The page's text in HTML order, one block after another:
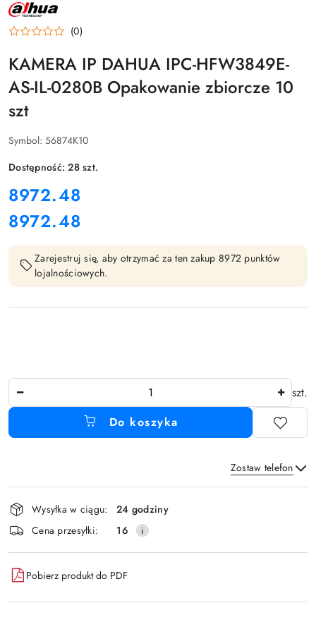
NAZWA
PRODUCENTA:
DAHUA (0)
KAMERA IP DAHUA IPC-HFW3849E-
AS-IL-0280B Opakowanie zbiorcze 10
szt
Symbol: 56874K10
Dostępność:28szt.
cena:
8972.48
Cena:
8972.48
Zarejestruj się, aby otrzymać za ten zakup 8972 punktów
lojalnościowych.
szt.
Do koszyka
Zostaw telefon
Wyślij
Dostępność
i
dostawa
Wysyłka w ciągu:
24 godziny
Cena przesyłki:
16
Pobierz produkt do PDF